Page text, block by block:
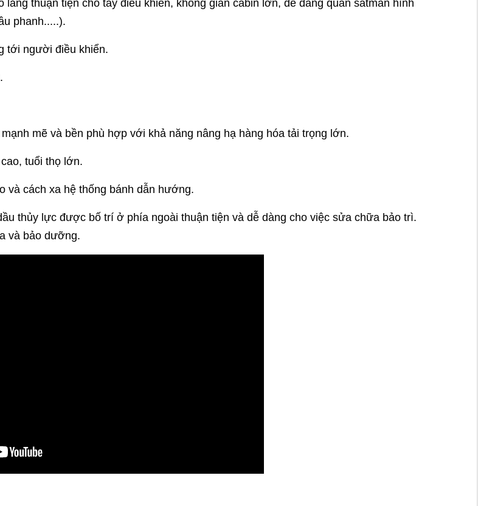
lăng thuận tiện cho tay điều khiển, không gian cabin lớn, dễ dàng quan sátmàn hình
phanh.....).
tới người điều khiển.
mẽ và bền phù hợp với khả năng nâng hạ hàng hóa tải trọng lớn.
tuổi thọ lớn.
và cách xa hệ thống bánh dẫn hướng.
thủy lực được bố trí ở phía ngoài thuận tiện và dễ dàng cho việc sửa chữa bảo trì.
và bảo dưỡng.